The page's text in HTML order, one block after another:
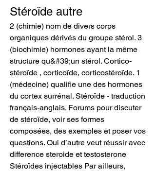
Stéroïde autre
2 (chimie) nom de divers corps
organiques dérivés du groupe stérol. 3
(biochimie) hormones ayant la même
structure qu&#39;un stérol. Cortico-
stéroïde , corticoïde, corticostéroïde. 1
(médecine) qualifie une des hormones
du cortex surrénal. Stéroïde - traduction
français-anglais. Forums pour discuter
de stéroïde, voir ses formes
composées, des exemples et poser vos
questions. Qui d’autre veut réussir avec
difference steroide et testosterone
Stéroïdes injectables Par ailleurs,